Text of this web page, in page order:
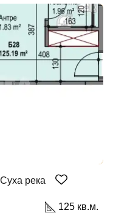
река
125 кв.м.